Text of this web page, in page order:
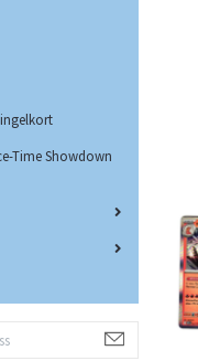
Time Showdown